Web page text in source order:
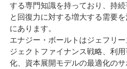
する専門知識を持っており、持
と回復力に対する増大する需要
にあります。
エナジー・ボールトはジェフリ
ジェクトファイナンス戦略、利
化、資本展開モデルの最適化の